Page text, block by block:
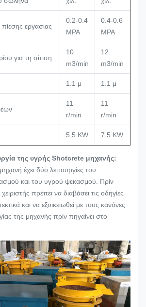
εργασίας
0.2-0.4
MPA
0.4-0.6
MPA
για τη σίτιση
10
m3/min
12
m3/min
1.1 μ 1.1 μ
11
r/min
11
r/min
5,5 KW 7,5 KW
της υγρής Shotcrete μηχανής:
έχει δύο λειτουργίες του
και του υγρού ψεκασμού. Πρίν
πρέπει να διαβάσει τις οδηγίες
και να εξοικειωθεί με τους κανόνες
της μηχανής πρίν πηγαίνει στο